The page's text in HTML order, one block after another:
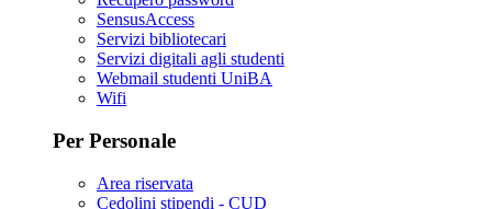
SensusAccess
Servizi bibliotecari
Servizi digitali agli studenti
Webmail studenti UniBA
Wifi
Per Personale
Area riservata
Cedolini stipendi - CUD